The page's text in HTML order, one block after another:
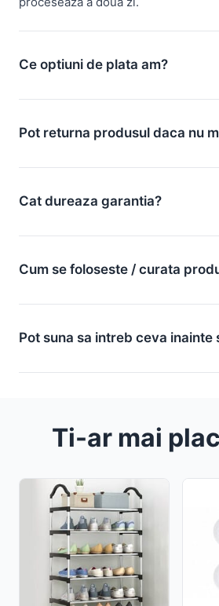
Ce optiuni de plata am?
Pot returna produsul daca nu
Cat dureaza garantia?
Cum se foloseste / curata
Pot suna sa intreb ceva inainte
Ti-ar mai